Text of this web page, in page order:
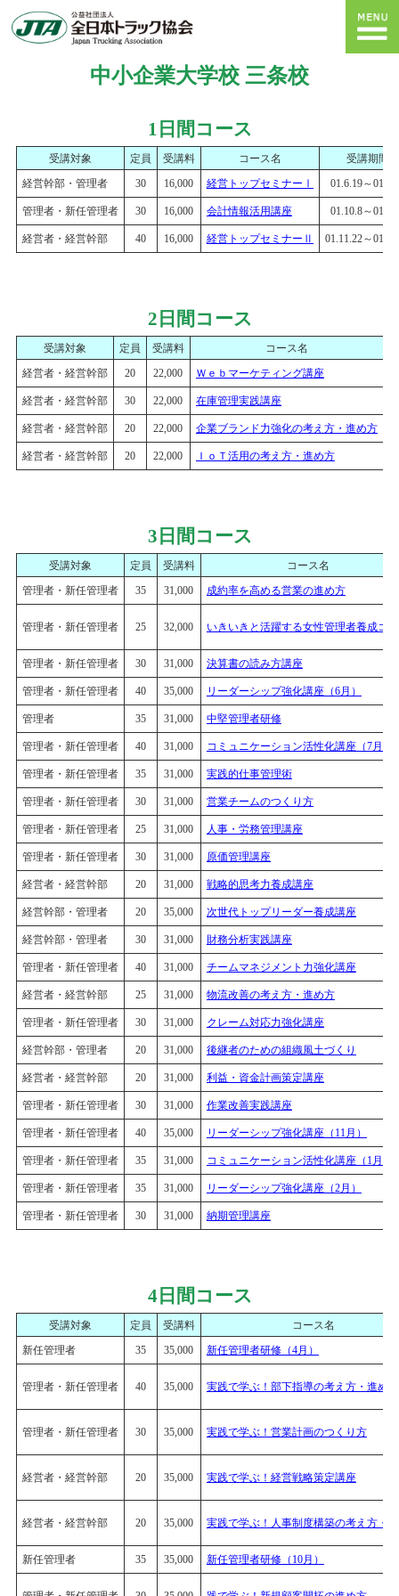
中小企業大学校 三条校
1日間コース
受講対象 定員 受講料 コース名
受講期間
経営幹部・管理者
30 16,000 経営トップセミナーⅠ 01.6.19～
管理者・新任管理者 30 16,000 会計情報活用講座 01.10.8～
経営者・経営幹部 40 16,000 経営トップセミナーⅡ 01.11.22～
2日間コース
受講対象 定員 受講料
コース名
経営者・経営幹部
20 22,000 Ｗｅｂマーケティング講座
経営者・経営幹部 30 22,000 在庫管理実践講座
経営者・経営幹部 20 22,000 企業ブランド力強化の考え方・進め方
経営者・経営幹部 20 22,000 ＩｏＴ活用の考え方・進め方
3日間コース
受講対象 定員 受講料
コース名
管理者・新任管理者
35 31,000 成約率を高める営業の進め方
管理者・新任管理者 25 32,000 いきいきと活躍する女性管理者養成コ
管理者・新任管理者 30 31,000 決算書の読み方講座
管理者・新任管理者 40 35,000 リーダーシップ強化講座（6月）
管理者 35 31,000 中堅管理者研修
管理者・新任管理者 40 31,000 コミュニケーション活性化講座（7月）
管理者・新任管理者 35 31,000 実践的仕事管理術
管理者・新任管理者 30 31,000 営業チームのつくり方
管理者・新任管理者 25 31,000 人事・労務管理講座
管理者・新任管理者 30 31,000 原価管理講座
経営者・経営幹部 20 31,000 戦略的思考力養成講座
経営幹部・管理者 20 35,000 次世代トップリーダー養成講座
経営幹部・管理者 30 31,000 財務分析実践講座
管理者・新任管理者 40 31,000 チームマネジメント力強化講座
経営者・経営幹部 25 31,000 物流改善の考え方・進め方
管理者・新任管理者 30 31,000 クレーム対応力強化講座
経営幹部・管理者 20 31,000 後継者のための組織風土づくり
経営者・経営幹部 20 31,000 利益・資金計画策定講座
管理者・新任管理者 30 31,000 作業改善実践講座
管理者・新任管理者 40 35,000 リーダーシップ強化講座（11月）
管理者・新任管理者 35 31,000 コミュニケーション活性化講座（1月）
管理者・新任管理者 35 31,000 リーダーシップ強化講座（2月）
管理者・新任管理者 30 31,000 納期管理講座
4日間コース
受講対象 定員 受講料
コース名
新任管理者
35 35,000 新任管理者研修（4月）
管理者・新任管理者 40 35,000 実践で学ぶ！部下指導の考え方・進め方
管理者・新任管理者 30 35,000 実践で学ぶ！営業計画のつくり方
経営者・経営幹部 20 35,000 実践で学ぶ！経営戦略策定講座
経営者・経営幹部 20 35,000 実践で学ぶ！人事制度構築の考え方・
新任管理者 35 35,000 新任管理者研修（10月）